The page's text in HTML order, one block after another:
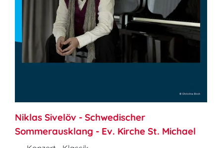
Niklas Sivelöv - Schwedischer
Sommerausklang - Ev. Kirche St. Michael